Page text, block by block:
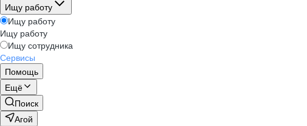
Ищу работу
Ищу работу
Ищу работу
Ищу сотрудника
Сервисы
Помощь
Ещё
Поиск
Агой